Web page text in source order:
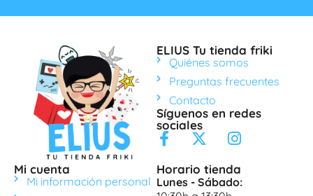
ELIUS Tu tienda friki
Quiénes somos
Preguntas frecuentes
Contacto
Síguenos en redes
sociales
Mi cuenta
Mi información personal
Horario tienda
Lunes - Sábado: